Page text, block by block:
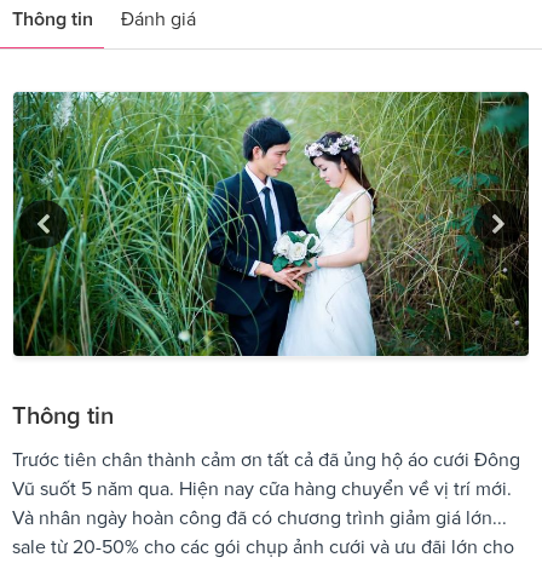
Thông tin Đánh giá
Thông tin
Trước tiên chân thành cảm ơn tất cả đã ủng hộ áo cưới Đông
Vũ suốt 5 năm qua. Hiện nay cữa hàng chuyển về vị trí mới.
Và nhân ngày hoàn công đã có chương trình giảm giá lớn...
sale từ 20-50% cho các gói chụp ảnh cưới và ưu đãi lớn cho